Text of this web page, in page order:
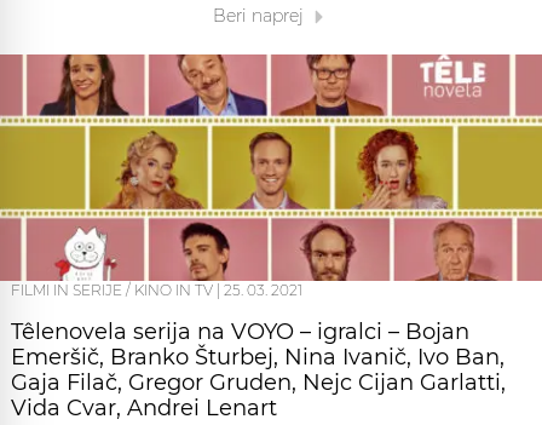
Beri naprej
FILMI IN SERIJE / KINO IN TV 25. 03. 2021
Têlenovela serija na VOYO – igralci – Bojan
Emeršič, Branko Šturbej, Nina Ivanič, Ivo Ban,
Gaja Filač, Gregor Gruden, Nejc Cijan Garlatti,
Vida Cvar, Andrei Lenart